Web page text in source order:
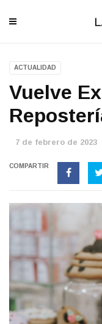
ACTUALIDAD
Vuelve
7 de febrero de 2023
COMPARTIR